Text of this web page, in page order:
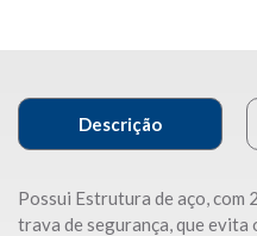
Descrição
Possui Estrutura de aço, com
trava de segurança, que evita